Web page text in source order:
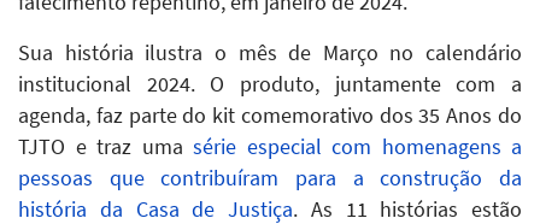
Sua história ilustra o mês de Março no calendário
institucional 2024. O produto, juntamente com a
agenda, faz parte do kit comemorativo dos 35 Anos do
TJTO e traz uma série especial com homenagens a
pessoas que contribuíram para a construção da
história da Casa de Justiça. As 11 histórias estão